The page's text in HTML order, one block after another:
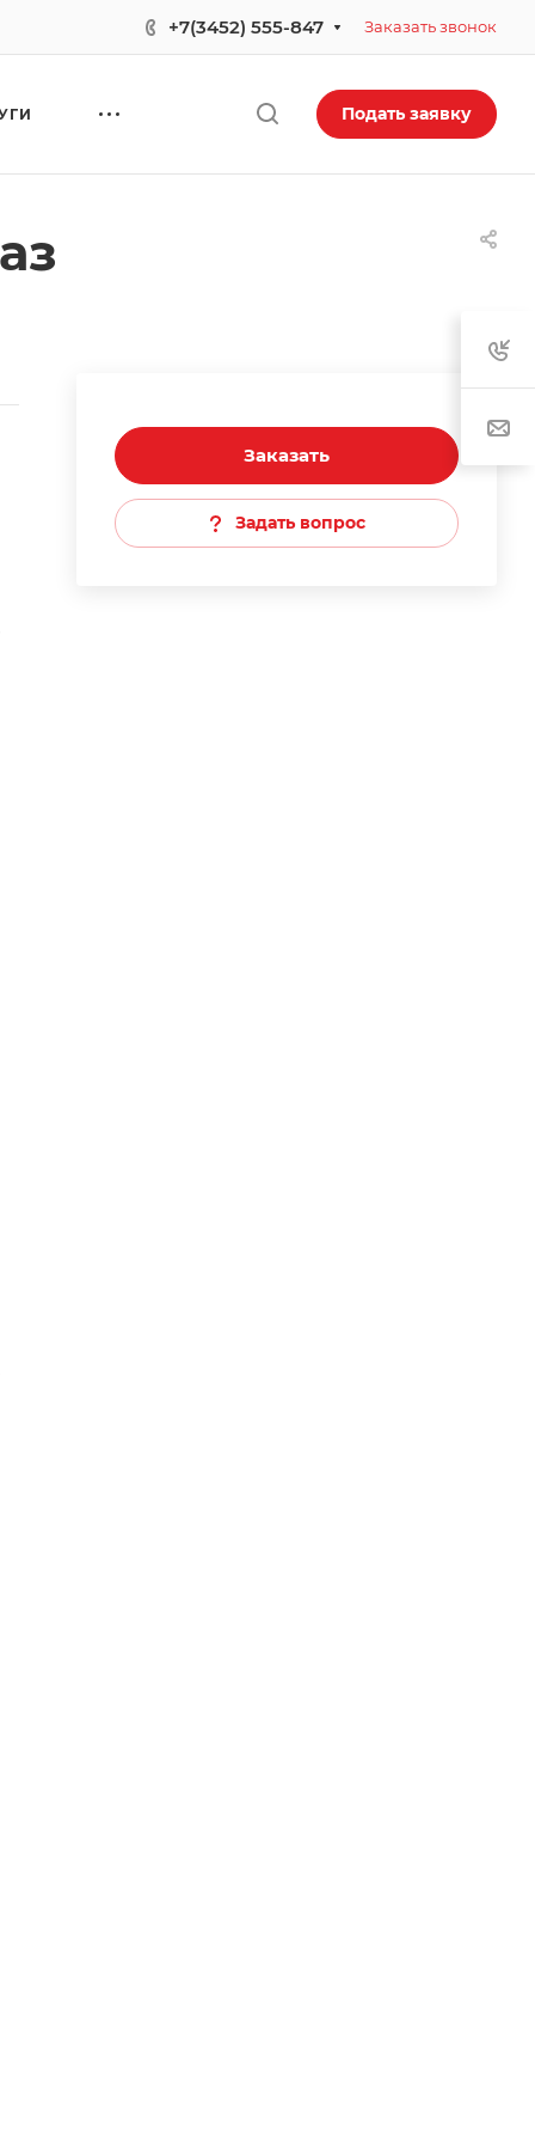
+7(3452) 555-847 Заказать звонок
Подать заявку
Заказать
Задать вопрос